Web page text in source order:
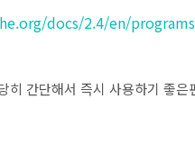
docs/2.4/en/
히 간단해서 즉시 사용하기 좋은